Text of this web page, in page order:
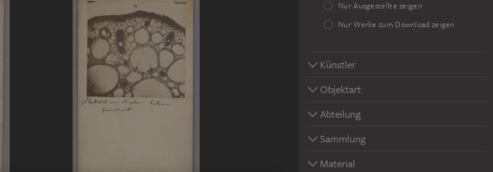
Nur Ausgestellte zeigen
Nur Werke zum Download zeigen
Künstler
Objektart
Abteilung
Sammlung
Material